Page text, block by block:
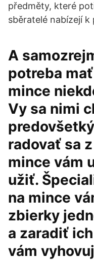
předměty, které
sběratelé nabízejí
A
potreba
mince
Vy sa nimi
radovať sa
mince vám
užiť.
na mince
zbierky
a zaradiť
vám